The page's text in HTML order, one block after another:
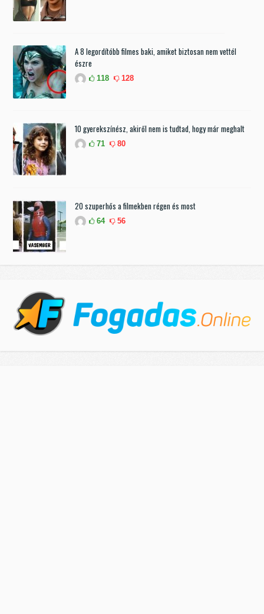
A 8 legordítóbb filmes baki, amiket biztosan nem vettél
észre
118 128
10 gyerekszínész, akiről nem is tudtad, hogy már meghalt
71 80
20 szuperhős a filmekben régen és most
64 56